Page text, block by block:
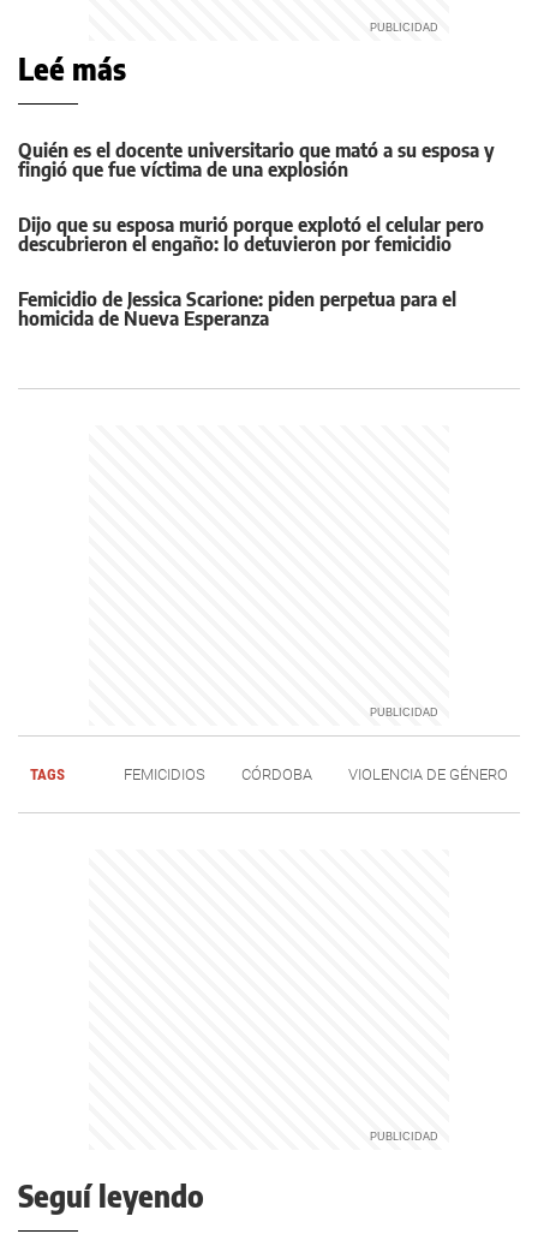
Leé más
Quién es el docente universitario que mató a su esposa y
fingió que fue víctima de una explosión
Dijo que su esposa murió porque explotó el celular pero
descubrieron el engaño: lo detuvieron por femicidio
Femicidio de Jessica Scarione: piden perpetua para el
homicida de Nueva Esperanza
TAGS FEMICIDIOS CÓRDOBA VIOLENCIA DE GÉNERO
Seguí leyendo